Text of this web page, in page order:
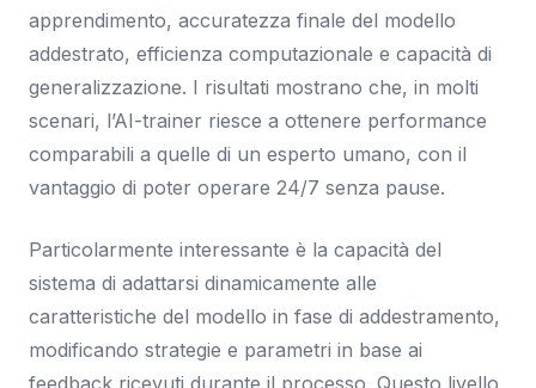
apprendimento, accuratezza finale del modello
addestrato, efficienza computazionale e capacità di
generalizzazione. I risultati mostrano che, in molti
scenari, l’AI-trainer riesce a ottenere performance
comparabili a quelle di un esperto umano, con il
vantaggio di poter operare 24/7 senza pause.
Particolarmente interessante è la capacità del
sistema di adattarsi dinamicamente alle
caratteristiche del modello in fase di addestramento,
modificando strategie e parametri in base ai
feedback ricevuti durante il processo. Questo livello